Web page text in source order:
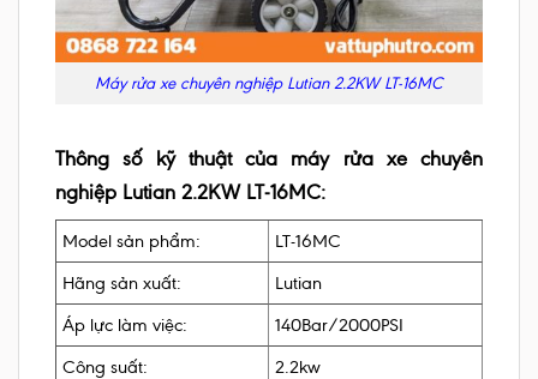
Máy rửa xe chuyên nghiệp Lutian 2.2KW LT-16MC
Thông số kỹ thuật của máy rửa xe chuyên
nghiệp Lutian 2.2KW LT-16MC:
Model sản phẩm:
LT-16MC
Hãng sản xuất:
Lutian
Áp lực làm việc:
140Bar/2000PSI
Công suất:
2.2kw